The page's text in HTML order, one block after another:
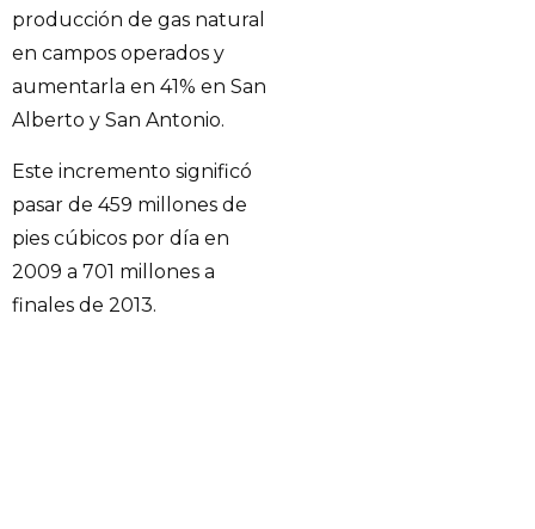
producción de gas natural
en campos operados y
aumentarla en 41% en San
Alberto y San Antonio.
Este incremento significó
pasar de 459 millones de
pies cúbicos por día en
2009 a 701 millones a
finales de 2013.